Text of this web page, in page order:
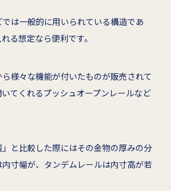
は一般的に用いられている構造であ
る想定なら便利です。
様々な機能が付いたものが販売されて
てくれるプッシュオープンレールなど
と比較した際にはその金物の厚みの分
寸幅が、タンデムレールは内寸高が若